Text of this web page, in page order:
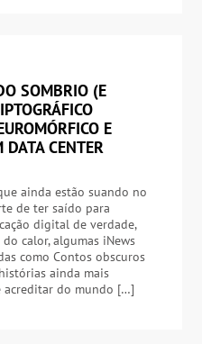
SOMBRIO (E
E
CENTER
ainda estão suando no
de ter saído para
digital de verdade,
calor, algumas iNews
como Contos obscuros
ainda mais
acreditar do mundo […]